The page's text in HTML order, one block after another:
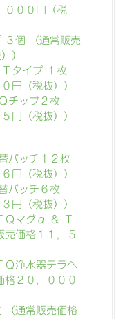
０００円（税
個 （通常販売
）
タイプ １枚
円（税抜））
チップ２枚
円（税抜））
パッチ１２枚
円（税抜））
パッチ６枚
円（税抜））
Ｑマグα ＆ Ｔ
売価格１１，５
浄水器テラヘ
２０，０００
（通常販売価格